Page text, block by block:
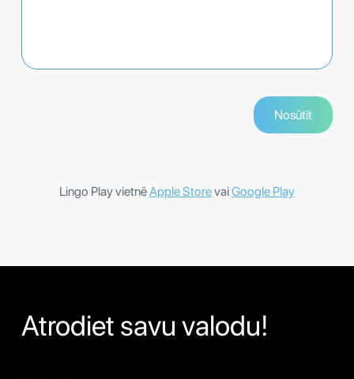
Lingo Play vietnēApple StorevaiGoogle Play
Atrodiet savu valodu!